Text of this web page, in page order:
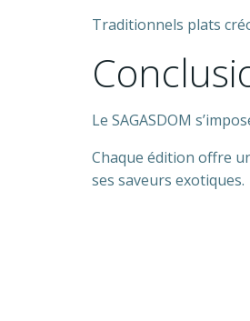
Traditionnels plats
Le SAGASDOM
Chaque édition offre
ses saveurs exotiques.